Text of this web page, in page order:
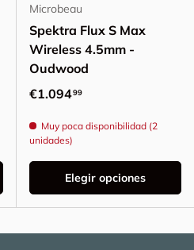
Microbeau
Spektra Flux S Max
Wireless 4.5mm -
Oudwood
Precio normal
€1.09499
Muy poca disponibilidad (2
unidades)
Elegir opciones